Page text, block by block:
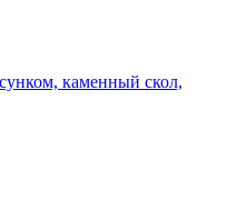
каменный скол,